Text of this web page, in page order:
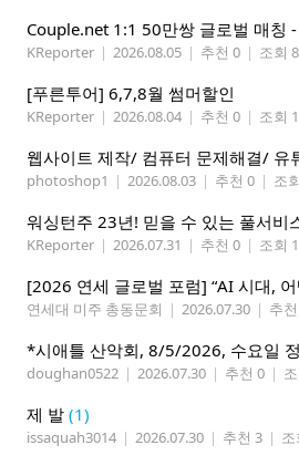
KReporter | 2026.08.05 | 추천 0 | 조회
[푸른투어] 6,7,8월 썸머할인
KReporter | 2026.08.04 | 추천 0 | 조회
photoshop1 | 2026.08.03 | 추천 0 | 조
워싱턴주 23년! 믿을 수 있는 풀서비
KReporter | 2026.07.31 | 추천 0 | 조회
연세대 미주 총동문회 | 2026.07.30 | 추
doughan0522 | 2026.07.30 | 추천 0 |
제 발 (1)
issaquah3014 | 2026.07.30 | 추천 3 |